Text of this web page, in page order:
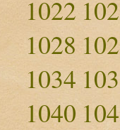
1022
1028
1034
1040